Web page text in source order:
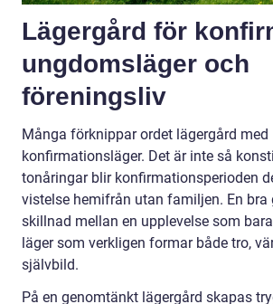
Lägergård för
ungdomsläger och
föreningsliv
Många förknippar ordet lägergård med
konfirmationsläger. Det är inte så
tonåringar blir konfirmationsperioden
vistelse hemifrån utan familjen. En bra
skillnad mellan en upplevelse som
läger som verkligen formar både tro,
självbild.
På en genomtänkt lägergård skapas